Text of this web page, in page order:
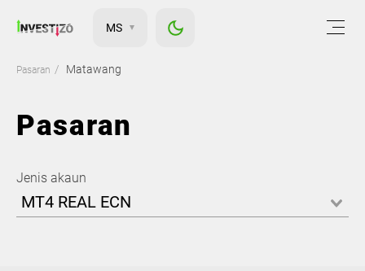
MS
Pasaran Matawang
Pasaran
Jenis akaun
MT4 REAL ECN